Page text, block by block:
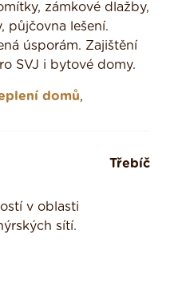
zámkové dlažby,
půjčovna lešení.
úsporám. Zajištění
SVJ i bytové domy.
domů,
Třebíč
v oblasti
sítí.